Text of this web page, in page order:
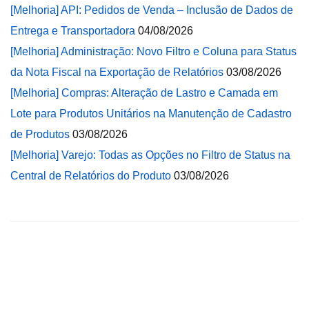
[Melhoria] API: Pedidos de Venda – Inclusão de Dados de
Entrega e Transportadora 04/08/2026
[Melhoria] Administração: Novo Filtro e Coluna para Status
da Nota Fiscal na Exportação de Relatórios 03/08/2026
[Melhoria] Compras: Alteração de Lastro e Camada em
Lote para Produtos Unitários na Manutenção de Cadastro
de Produtos 03/08/2026
[Melhoria] Varejo: Todas as Opções no Filtro de Status na
Central de Relatórios do Produto 03/08/2026